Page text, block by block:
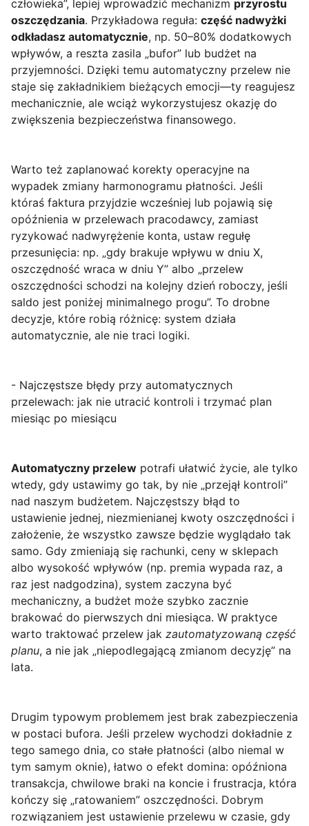
człowieka”, lepiej wprowadzić mechanizm przyrostu
oszczędzania. Przykładowa reguła: część nadwyżki
odkładasz automatycznie, np. 50–80% dodatkowych
wpływów, a reszta zasila „bufor” lub budżet na
przyjemności. Dzięki temu automatyczny przelew nie
staje się zakładnikiem bieżących emocji—ty reagujesz
mechanicznie, ale wciąż wykorzystujesz okazję do
zwiększenia bezpieczeństwa finansowego.
Warto też zaplanować korekty operacyjne na
wypadek zmiany harmonogramu płatności. Jeśli
któraś faktura przyjdzie wcześniej lub pojawią się
opóźnienia w przelewach pracodawcy, zamiast
ryzykować nadwyrężenie konta, ustaw regułę
przesunięcia: np. „gdy brakuje wpływu w dniu X,
oszczędność wraca w dniu Y” albo „przelew
oszczędności schodzi na kolejny dzień roboczy, jeśli
saldo jest poniżej minimalnego progu”. To drobne
decyzje, które robią różnicę: system działa
automatycznie, ale nie traci logiki.
- Najczęstsze błędy przy automatycznych
przelewach: jak nie utracić kontroli i trzymać plan
miesiąc po miesiącu
Automatyczny przelew potrafi ułatwić życie, ale tylko
wtedy, gdy ustawimy go tak, by nie „przejął kontroli”
nad naszym budżetem. Najczęstszy błąd to
ustawienie jednej, niezmienianej kwoty oszczędności i
założenie, że wszystko zawsze będzie wyglądało tak
samo. Gdy zmieniają się rachunki, ceny w sklepach
albo wysokość wpływów (np. premia wypada raz, a
raz jest nadgodzina), system zaczyna być
mechaniczny, a budżet może szybko zacznie
brakować do pierwszych dni miesiąca. W praktyce
warto traktować przelew jak zautomatyzowaną część
planu, a nie jak „niepodlegającą zmianom decyzję” na
lata.
Drugim typowym problemem jest brak zabezpieczenia
w postaci bufora. Jeśli przelew wychodzi dokładnie z
tego samego dnia, co stałe płatności (albo niemal w
tym samym oknie), łatwo o efekt domina: opóźniona
transakcja, chwilowe braki na koncie i frustracja, która
kończy się „ratowaniem” oszczędności. Dobrym
rozwiązaniem jest ustawienie przelewu w czasie, gdy